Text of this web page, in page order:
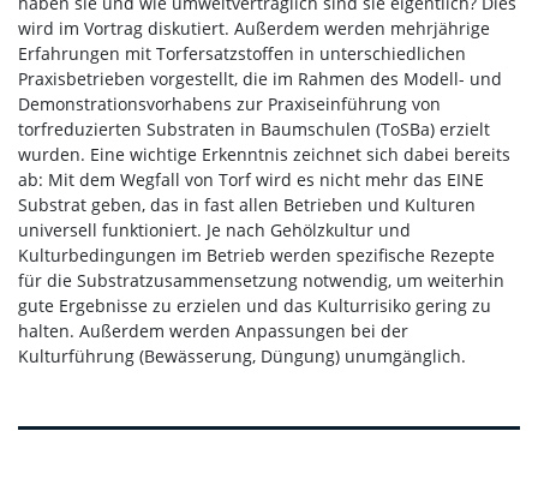
wird im Vortrag diskutiert. Außerdem werden mehrjährige
Erfahrungen mit Torfersatzstoffen in unterschiedlichen
Praxisbetrieben vorgestellt, die im Rahmen des Modell- und
Demonstrationsvorhabens zur Praxiseinführung von
torfreduzierten Substraten in Baumschulen (ToSBa) erzielt
wurden. Eine wichtige Erkenntnis zeichnet sich dabei bereits
ab: Mit dem Wegfall von Torf wird es nicht mehr das EINE
Substrat geben, das in fast allen Betrieben und Kulturen
universell funktioniert. Je nach Gehölzkultur und
Kulturbedingungen im Betrieb werden spezifische Rezepte
für die Substratzusammensetzung notwendig, um weiterhin
gute Ergebnisse zu erzielen und das Kulturrisiko gering zu
halten. Außerdem werden Anpassungen bei der
Kulturführung (Bewässerung, Düngung) unumgänglich.